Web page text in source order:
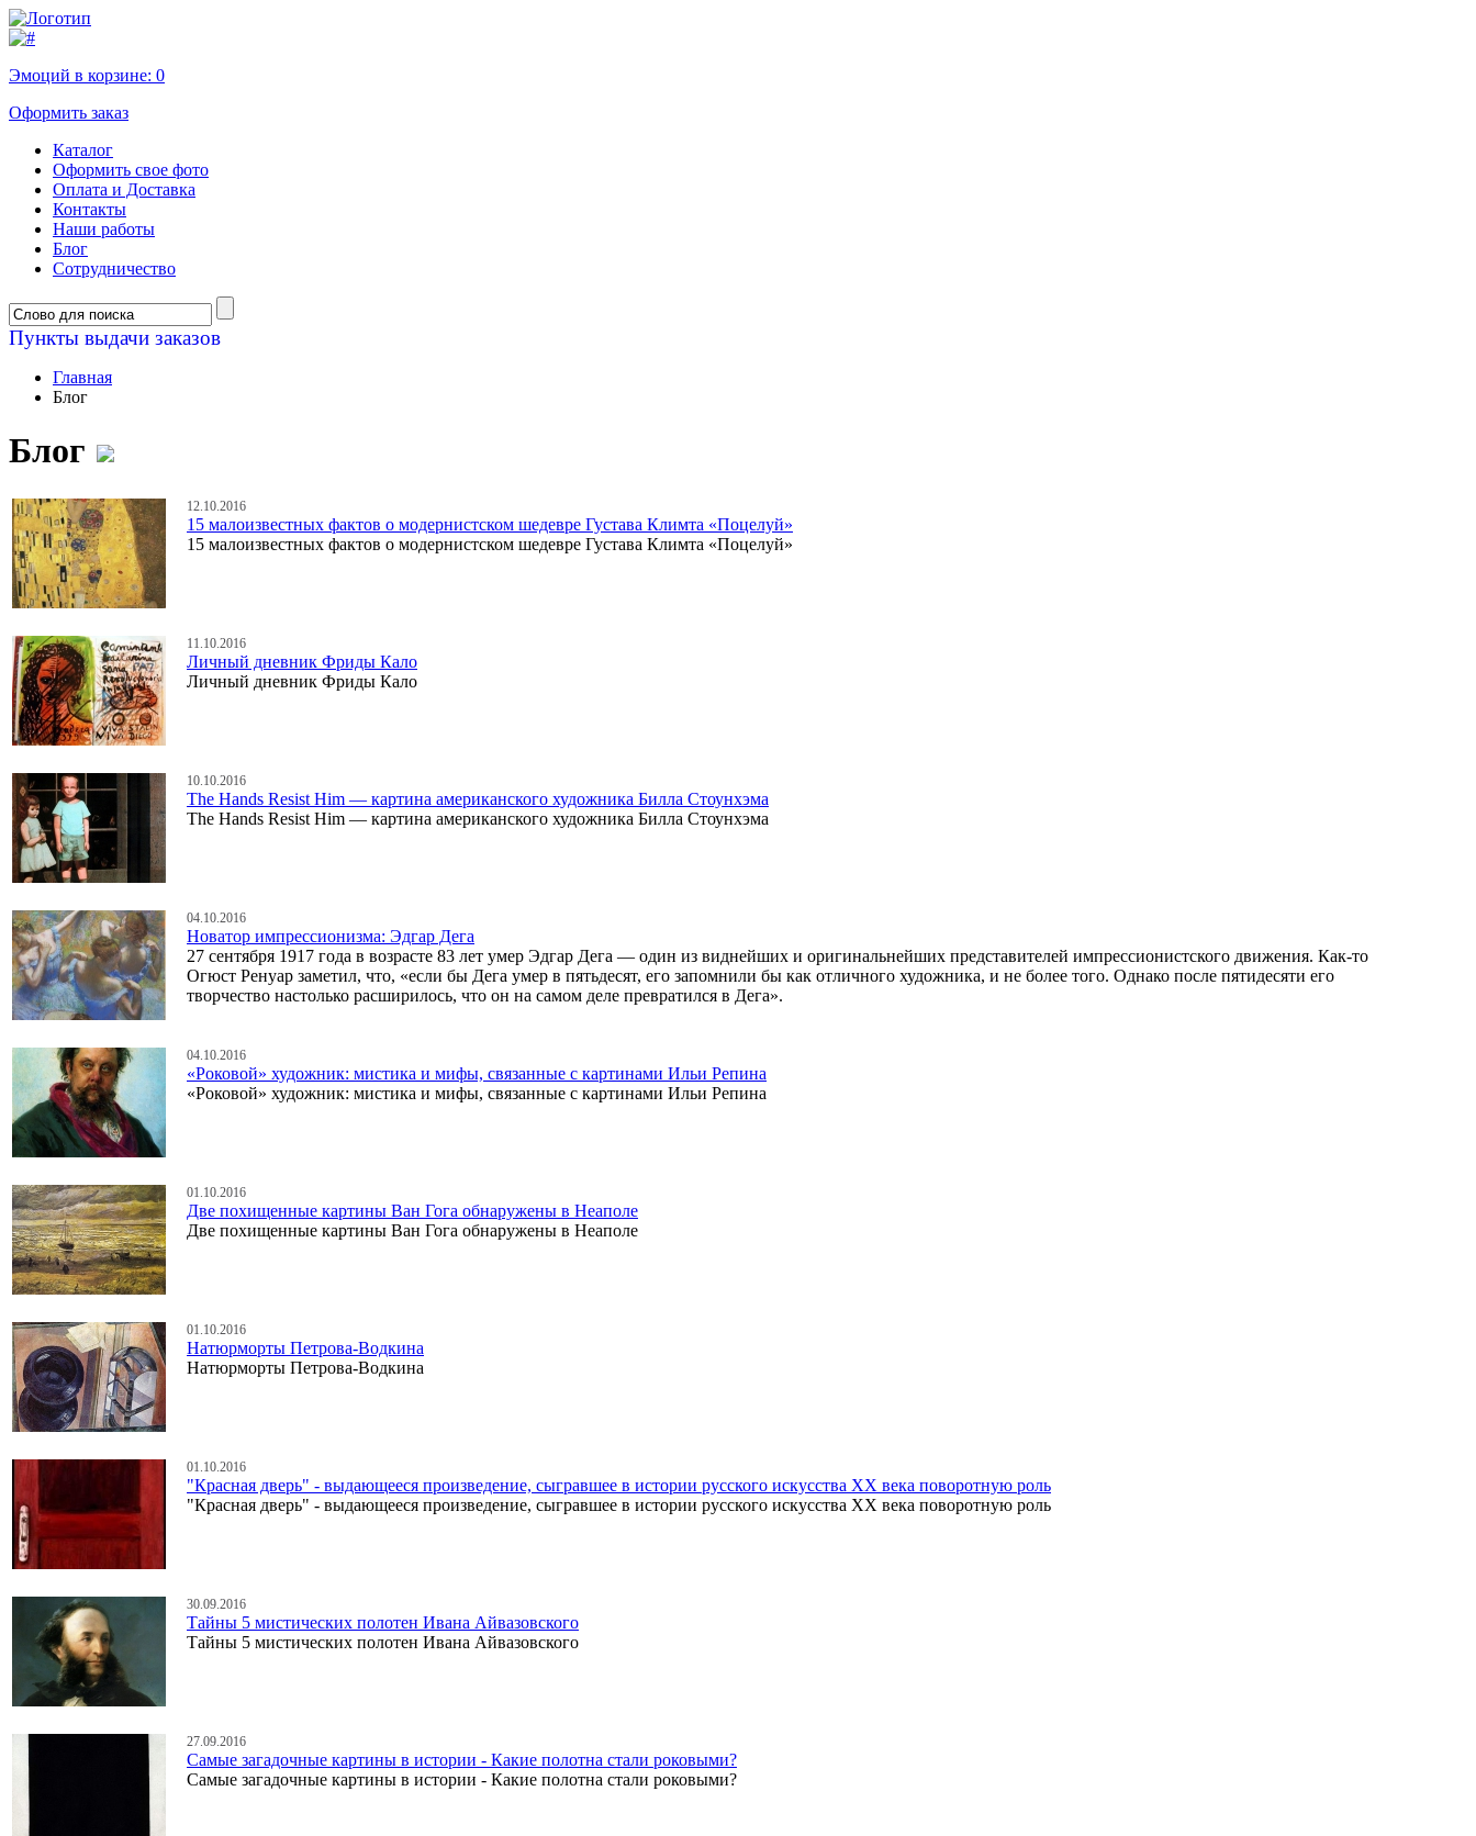
Эмоций в корзине: 0
Оформить заказ
Каталог
Оформить свое фото
Оплата и Доставка
Контакты
Наши работы
Блог
Сотрудничество
Пункты выдачи заказов
Главная
Блог
Блог
12.10.2016
15 малоизвестных фактов о модернистском шедевре Густава Климта «Поцелуй»
15 малоизвестных фактов о модернистском шедевре Густава Климта «Поцелуй»
11.10.2016
Личный дневник Фриды Кало
Личный дневник Фриды Кало
10.10.2016
The Hands Resist Him — картина американского художника Билла Стоунхэма
The Hands Resist Him — картина американского художника Билла Стоунхэма
04.10.2016
Новатор импрессионизма: Эдгар Дега
27 сентября 1917 года в возрасте 83 лет умер Эдгар Дега — один из виднейших и оригинальнейших представителей импрессионистского движения. Как-то
Огюст Ренуар заметил, что, «если бы Дега умер в пятьдесят, его запомнили бы как отличного художника, и не более того. Однако после пятидесяти его
творчество настолько расширилось, что он на самом деле превратился в Дега».
04.10.2016
«Роковой» художник: мистика и мифы, связанные с картинами Ильи Репина
«Роковой» художник: мистика и мифы, связанные с картинами Ильи Репина
01.10.2016
Две похищенные картины Ван Гога обнаружены в Неаполе
Две похищенные картины Ван Гога обнаружены в Неаполе
01.10.2016
Натюрморты Петрова-Водкина
Натюрморты Петрова-Водкина
01.10.2016
"Красная дверь" - выдающееся произведение, сыгравшее в истории русского искусства ХХ века поворотную роль
"Красная дверь" - выдающееся произведение, сыгравшее в истории русского искусства ХХ века поворотную роль
30.09.2016
Тайны 5 мистических полотен Ивана Айвазовского
Тайны 5 мистических полотен Ивана Айвазовского
27.09.2016
Самые загадочные картины в истории - Какие полотна стали роковыми?
Самые загадочные картины в истории - Какие полотна стали роковыми?